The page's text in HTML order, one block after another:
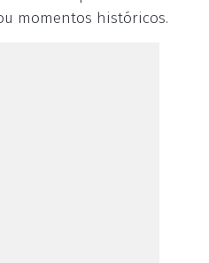
momentos históricos.